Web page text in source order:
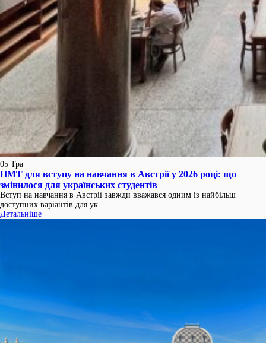
05 Тра
НМТ для вступу на навчання в Австрії у 2026 році: що
змінилося для українських студентів
Вступ на навчання в Австрії завжди вважався одним із найбільш
доступних варіантів для ук...
Детальніше